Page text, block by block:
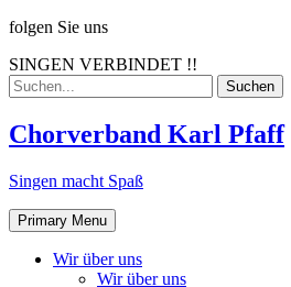
Skip
content
folgen Sie uns
SINGEN VERBINDET !!
Search
for:
Chorverband Karl Pfaff
Singen macht Spaß
Primary Menu
Wir über uns
Wir über uns